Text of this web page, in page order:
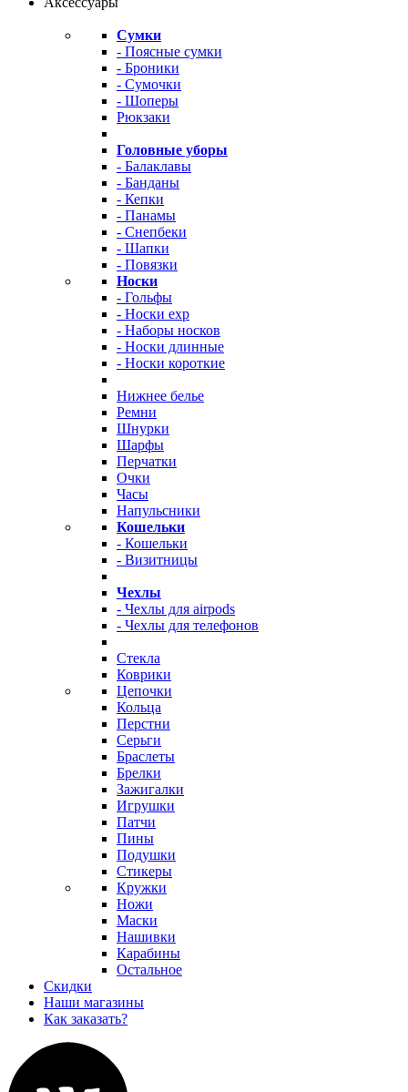
Сумки
- Поясные сумки
- Броники
- Сумочки
- Шоперы
Рюкзаки
Головные уборы
- Балаклавы
- Банданы
- Кепки
- Панамы
- Снепбеки
- Шапки
- Повязки
Носки
- Гольфы
- Носки exp
- Наборы носков
- Носки длинные
- Носки короткие
Нижнее белье
Ремни
Шнурки
Шарфы
Перчатки
Очки
Часы
Напульсники
Кошельки
- Кошельки
- Визитницы
Чехлы
- Чехлы для airpods
- Чехлы для телефонов
Стекла
Коврики
Цепочки
Кольца
Перстни
Серьги
Браслеты
Брелки
Зажигалки
Игрушки
Патчи
Пины
Подушки
Стикеры
Кружки
Ножи
Маски
Нашивки
Карабины
Остальное
Скидки
Наши магазины
Как заказать?